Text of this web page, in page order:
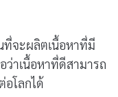
สดง
นมา
(2026) อนิเมะ
ลียดหรือหลงรักแบบสุด
ที่จะผลิตเนื้อหาที่มี
ว่าเนื้อหาที่ดีสามารถ
อโลกได้